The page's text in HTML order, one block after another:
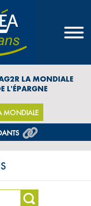
LA MONDIALE
L'ÉPARGNE
MONDIALE